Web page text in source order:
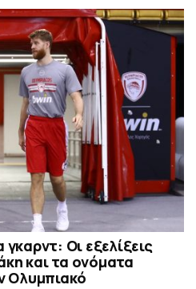
γκαρντ: Οι εξελίξεις
και τα ονόματα
Ολυμπιακό